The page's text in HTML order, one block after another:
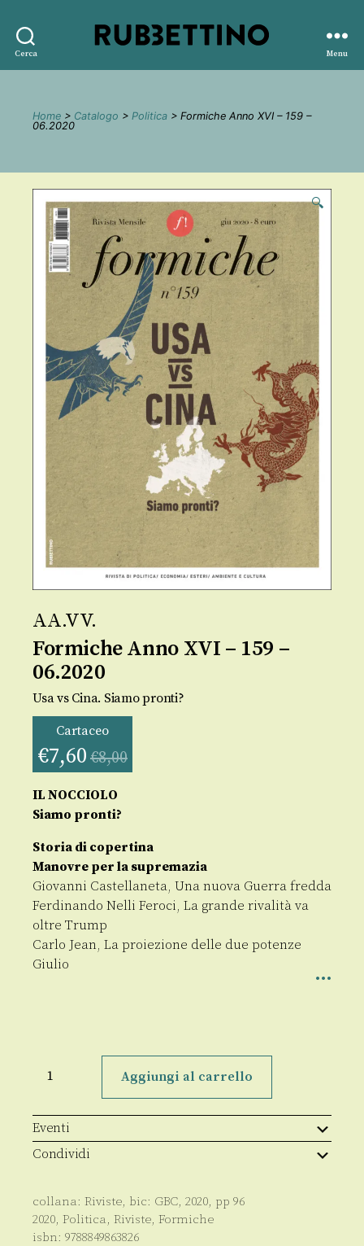
Cerca
editore
Menu
Home > Catalogo > Politica > Formiche Anno XVI – 159 –
06.2020
🔍
AA.VV.
Formiche Anno XVI – 159 –
06.2020
Usa vs Cina. Siamo pronti?
Cartaceo
€7,60 €8,00
IL NOCCIOLO
Siamo pronti?
Storia di copertina
Manovre per la supremazia
Giovanni Castellaneta, Una nuova Guerra fredda
Ferdinando Nelli Feroci, La grande rivalità va
oltre Trump
Carlo Jean, La proiezione delle due potenze
Giulio
Anno
159
-
06.2020
quantità
Aggiungi al carrello
Eventi
Condividi
collana: Riviste, bic: GBC, 2020, pp 96
2020, Politica, Riviste, Formiche
isbn: 9788849863826